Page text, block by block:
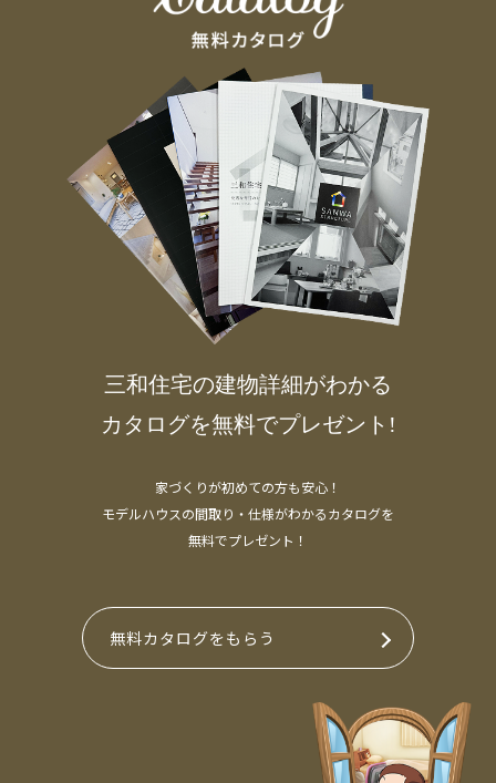
三和住宅の建物詳細がわかる
カタログを無料でプレゼント!
家づくりが初めての方も安心！
モデルハウスの間取り・仕様がわかるカタログを
無料でプレゼント！
無料カタログをもらう